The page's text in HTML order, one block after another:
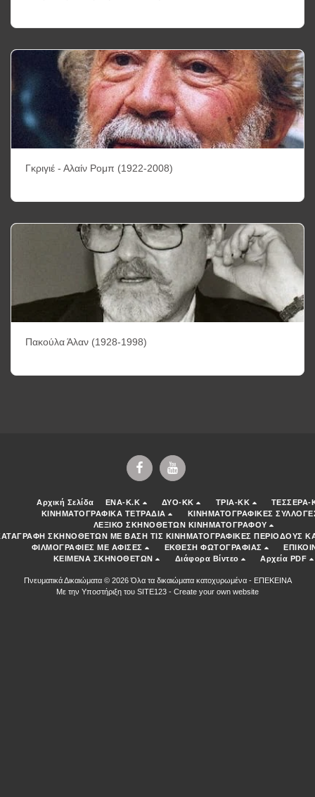
Γκριγιέ - Αλαίν Ρομπ (1922-2008)
Πακούλα Άλαν (1928-1998)
Αρχική Σελίδα ENA-K.K ΔΥΟ-ΚΚ ΤΡΙΑ-ΚΚ
ΤΕΣΣΕΡΑ-
ΚΙΝΗΜΑΤΟΓΡΑΦΙΚΑ ΤΕΤΡΑΔΙΑ
ΚΙΝΗΜΑΤΟΓΡΑΦΙΚΕΣ
ΛΕΞΙΚΟ ΣΚΗΝΟΘΕΤΩΝ ΚΙΝΗΜΑΤΟΓΡΑΦΟΥ
ΣΚΗΝΟΘΕΤΩΝ ΜΕ ΒΑΣΗ ΤΙΣ ΚΙΝΗΜΑΤΟΓΡΑΦΙΚΕΣ ΠΕΡΙΟΔΟΥΣ
ΦΙΛΜΟΓΡΑΦΙΕΣ ΜΕ ΑΦΙΣΕΣ
ΕΚΘΕΣΗ ΦΩΤΟΓΡΑΦΙΑΣ
ΚΕΙΜΕΝΑ ΣΚΗΝΟΘΕΤΩΝ
Διάφορα Βίντεο Αρχεία PDF
Πνευματικά Δικαιώματα © 2026 Όλα τα δικαιώματα κατοχυρωμένα - ΕΠΕΚΕΙΝΑ
Με την Υποστήριξη του SITE123 - Create your own website